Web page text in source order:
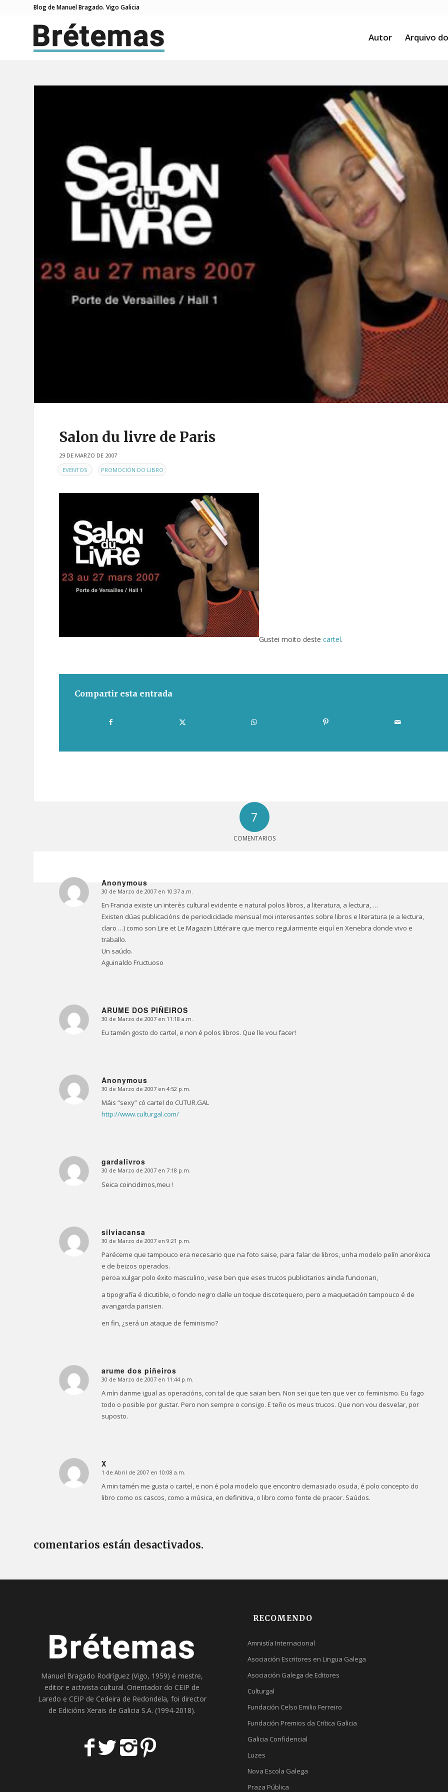
Blog de Manuel Bragado. Vigo Galicia
Autor Arquivo
Salon du livre de Paris
29 DE MARZO DE 2007
EN EVENTOS PROMOCIÓN DO LIBRO
Gustei moito deste cartel.
Compartir esta entrada
7
COMENTARIOS
Anonymous
Dice:
30 de Marzo de 2007 en 10:37 a.m.
En Francia existe un interés cultural evidente e natural polos libros, a literatura, a lectura, …
Existen dúas publicacións de periodicidade mensual moi interesantes sobre libros e literatura (e a lectura,
claro …) como son Lire et Le Magazin Littéraire que merco regularmente eiquí en Xenebra donde vivo e
traballo.
Un saúdo.
Aguinaldo Fructuoso
ARUME DOS PIÑEIROS
Dice:
30 de Marzo de 2007 en 11:18 a.m.
Eu tamén gosto do cartel, e non é polos libros. Que lle vou facer!
Anonymous
Dice:
30 de Marzo de 2007 en 4:52 p.m.
Máis “sexy” có cartel do CUTUR.GAL
http://www.culturgal.com/
gardalivros
Dice:
30 de Marzo de 2007 en 7:18 p.m.
Seica coincidimos,meu !
silviacansa
Dice:
30 de Marzo de 2007 en 9:21 p.m.
Paréceme que tampouco era necesario que na foto saise, para falar de libros, unha modelo pelín anoréxica
e de beizos operados.
peroa xulgar polo éxito masculino, vese ben que eses trucos publicitarios ainda funcionan,
a tipografía é dicutible, o fondo negro dalle un toque discotequero, pero a maquetación tampouco é de
avangarda parisien.
en fin, ¿será un ataque de feminismo?
arume dos piñeiros
Dice:
30 de Marzo de 2007 en 11:44 p.m.
A mín danme igual as operacións, con tal de que saian ben. Non sei que ten que ver co feminismo. Eu fago
todo o posible por gustar. Pero non sempre o consigo. E teño os meus trucos. Que non vou desvelar, por
suposto.
X
Dice:
1 de Abril de 2007 en 10:08 a.m.
A min tamén me gusta o cartel, e non é pola modelo que encontro demasiado osuda, é polo concepto do
libro como os cascos, como a música, en definitiva, o libro como fonte de pracer. Saúdos.
comentarios están desactivados.
Manuel Bragado Rodríguez (Vigo, 1959) é mestre,
editor e activista cultural. Orientador do CEIP de
Laredo e CEIP de Cedeira de Redondela, foi director
de Edicións Xerais de Galicia S.A. (1994-2018).
RECOMENDO
Amnistía Internacional
Asociación Escritores en Lingua Galega
Asociación Galega de Editores
Culturgal
Fundación Celso Emilio Ferreiro
Fundación Premios da Crítica Galicia
Galicia Confidencial
Luzes
Nova Escola Galega
Praza Pública